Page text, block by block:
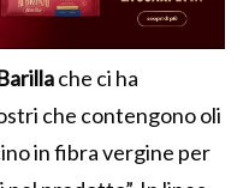
che ci ha
che contengono oli
in fibra vergine per